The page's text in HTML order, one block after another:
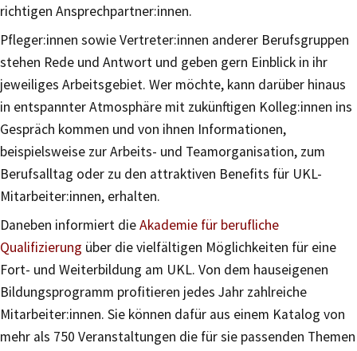
richtigen Ansprechpartner:innen.
Pfleger:innen sowie Vertreter:innen anderer Berufsgruppen
stehen Rede und Antwort und geben gern Einblick in ihr
jeweiliges Arbeitsgebiet. Wer möchte, kann darüber hinaus
in entspannter Atmosphäre mit zukünftigen Kolleg:innen ins
Gespräch kommen und von ihnen Informationen,
beispielsweise zur Arbeits- und Teamorganisation, zum
Berufsalltag oder zu den attraktiven Benefits für UKL-
Mitarbeiter:innen, erhalten.
Daneben informiert dieAkademie für berufliche
Qualifizierung über die vielfältigen Möglichkeiten für eine
Fort- und Weiterbildung am UKL. Von dem hauseigenen
Bildungsprogramm profitieren jedes Jahr zahlreiche
Mitarbeiter:innen. Sie können dafür aus einem Katalog von
mehr als 750 Veranstaltungen die für sie passenden Themen